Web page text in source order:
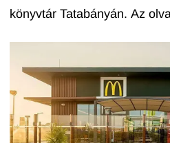
könyvtár Tatabányán. Az